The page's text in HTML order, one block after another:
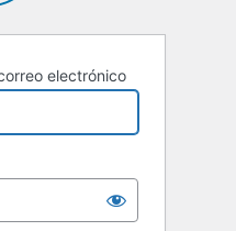
electrónico